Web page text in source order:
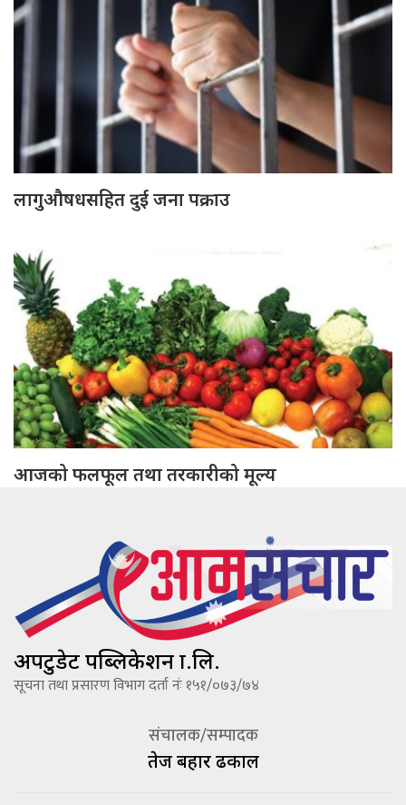
लागुऔषधसहित दुई जना पक्राउ
आजको फलफूल तथा तरकारीको मूल्य
अपटुडेट पब्लिकेशन प्रा.लि.
सूचना तथा प्रसारण विभाग दर्ता नंः १५१/०७३/७४
संचालक/सम्पादक
तेज बहादूर ढकाल